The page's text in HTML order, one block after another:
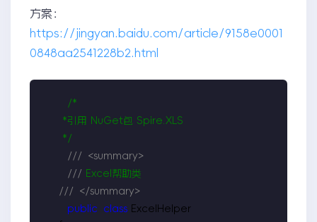
方案：
https://jingyan.baidu.com/article/9158e0001
0848aa2541228b2.html
/*
*/
///
<summary>
/// Excel帮助类
///
</summary>
public
class ExcelHelper